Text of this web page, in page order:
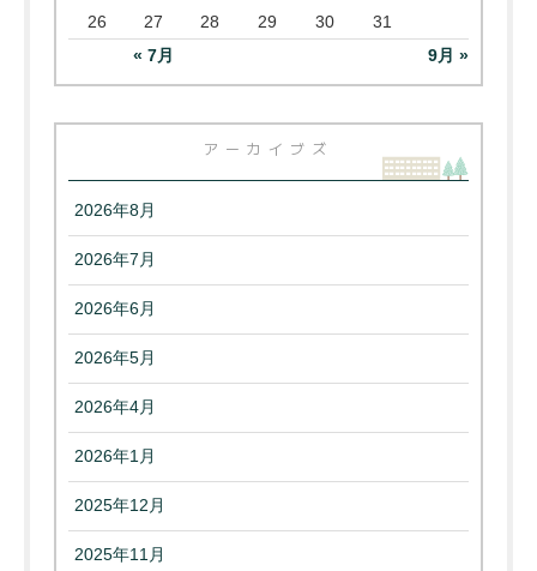
« 7月 9月 »
26
27 28 29 30 31
アーカイブズ
2026年8月
2026年7月
2026年6月
2026年5月
2026年4月
2026年1月
2025年12月
2025年11月